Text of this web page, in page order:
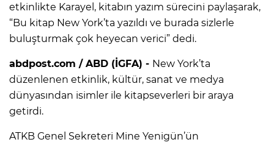
etkinlikte Karayel, kitabın yazım sürecini paylaşarak,
“Bu kitap New York’ta yazıldı ve burada sizlerle
buluşturmak çok heyecan verici” dedi.
abdpost.com / ABD (İGFA) - New York’ta
düzenlenen etkinlik, kültür, sanat ve medya
dünyasından isimler ile kitapseverleri bir araya
getirdi.
ATKB Genel Sekreteri Mine Yenigün’ün